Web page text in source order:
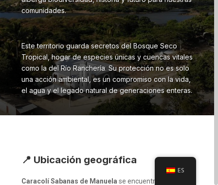
comunidades.
Este territorio guarda secretos del Bosque Seco
Tropical, hogar de especies únicas y cuencas vitales
como la del Río Ranchería. Su protección no es solo
una acción ambiental, es un compromiso con la vida,
el agua y el legado natural de generaciones enteras.
📍 Ubicación geográfica
Caracolí Sabanas de Manuela se encuentra en el
ES